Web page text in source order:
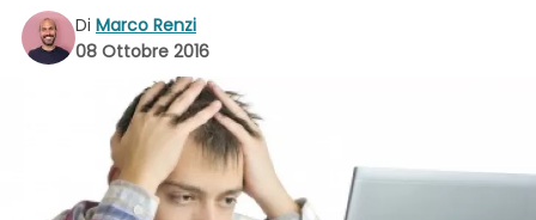
Di Marco Renzi
08 Ottobre 2016